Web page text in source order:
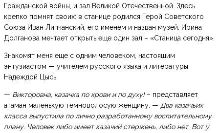
Гражданской войны, и зал Великой Отечественной. Здесь
крепко помнят своих: в станице родился Герой Советского
Союза Иван Липчанский, его именем и назван музей. Ирина
Долганова мечтает открыть еще один зал – «Станица сегодня».
Знакомят меня еще с одним человеком, настоящим
энтузиастом — учителем русского языка и литературы
Надеждой Цысь.
— Викторовна, казачка по крови и по духу! – представляет
атаман маленькую темноволосую женщину. — Два казачьих
класса выпустила по лично разработанному воспитательному
плану. Человек либо имеет казачий стержень, либо нет. Вот у